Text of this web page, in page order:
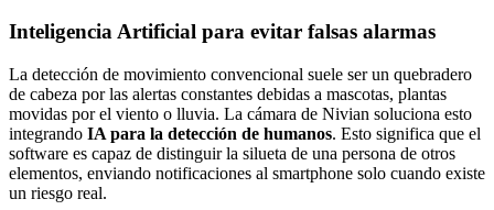
Inteligencia Artificial para evitar falsas alarmas
La detección de movimiento convencional suele ser un quebradero
de cabeza por las alertas constantes debidas a mascotas, plantas
movidas por el viento o lluvia. La cámara de Nivian soluciona esto
integrando IA para la detección de humanos. Esto significa que el
software es capaz de distinguir la silueta de una persona de otros
elementos, enviando notificaciones al smartphone solo cuando existe
un riesgo real.